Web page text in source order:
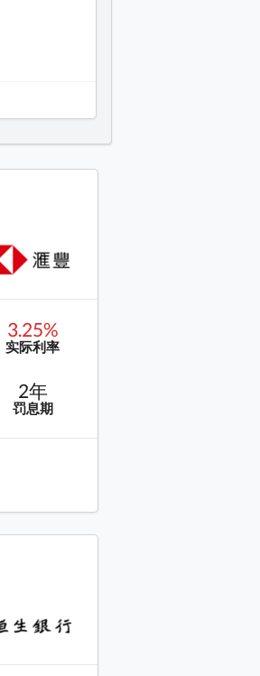
3.25%
实际利率
2年
罚息期